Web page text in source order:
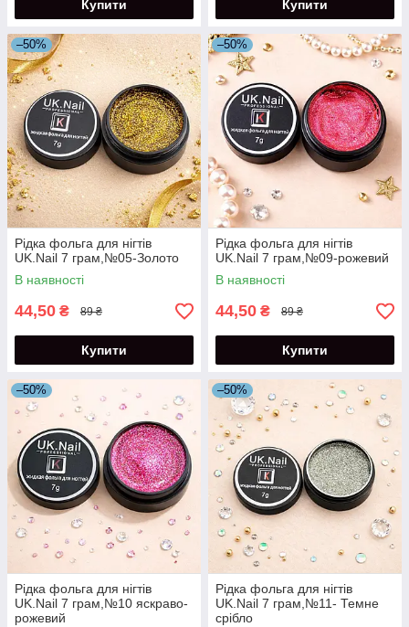
Купити Купити
–50%
Рідка фольга для нігтів
UK.Nail 7 грам,№05-Золото
В наявності
44,50 ₴ 89 ₴
Купити
–50%
Рідка фольга для нігтів
UK.Nail 7 грам,№09-рожевий
В наявності
44,50 ₴ 89 ₴
Купити
–50%
Рідка фольга для нігтів
UK.Nail 7 грам,№10 яскраво-
рожевий
–50%
Рідка фольга для нігтів
UK.Nail 7 грам,№11- Темне
срібло